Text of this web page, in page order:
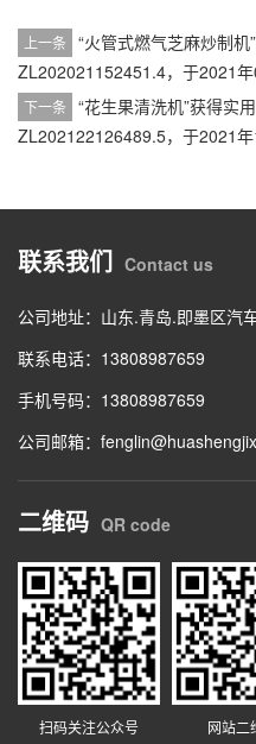
上一条
“火管式燃气芝麻炒制机
ZL202021152451.4，于2021
下一条
“花生果清洗机”获得实
ZL202122126489.5，于2021
联系我们 Contact us
公司地址：山东.青岛.即墨区汽
联系电话：13808987659
手机号码：13808987659
公司邮箱：
二维码 QR code
扫码关注公众号 网站二